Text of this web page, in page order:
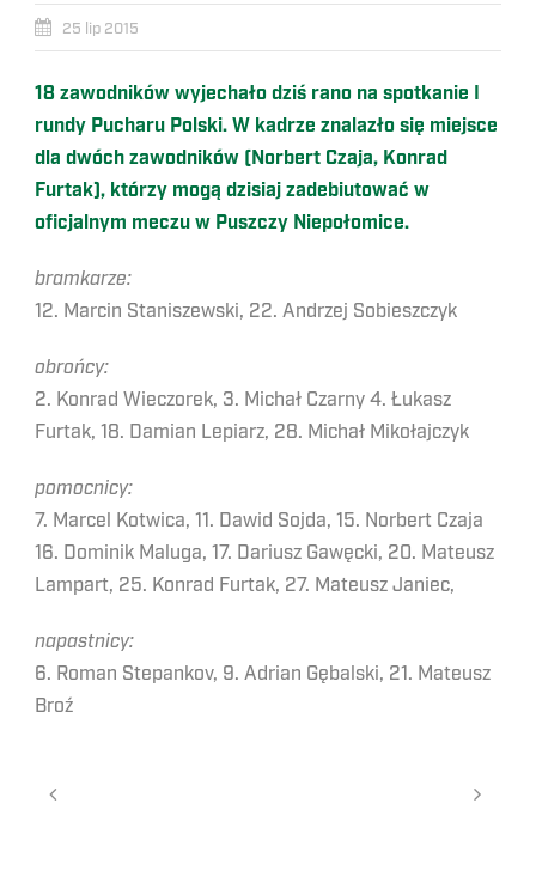
25 lip 2015
18 zawodników wyjechało dziś rano na spotkanie I
rundy Pucharu Polski. W kadrze znalazło się miejsce
dla dwóch zawodników (Norbert Czaja, Konrad
Furtak), którzy mogą dzisiaj zadebiutować w
oficjalnym meczu w Puszczy Niepołomice.
bramkarze:
12. Marcin Staniszewski, 22. Andrzej Sobieszczyk
obrońcy:
2. Konrad Wieczorek, 3. Michał Czarny 4. Łukasz
Furtak, 18. Damian Lepiarz, 28. Michał Mikołajczyk
pomocnicy:
7. Marcel Kotwica, 11. Dawid Sojda, 15. Norbert Czaja
16. Dominik Maluga, 17. Dariusz Gawęcki, 20. Mateusz
Lampart, 25. Konrad Furtak, 27. Mateusz Janiec,
napastnicy:
6. Roman Stepankov, 9. Adrian Gębalski, 21. Mateusz
Broź